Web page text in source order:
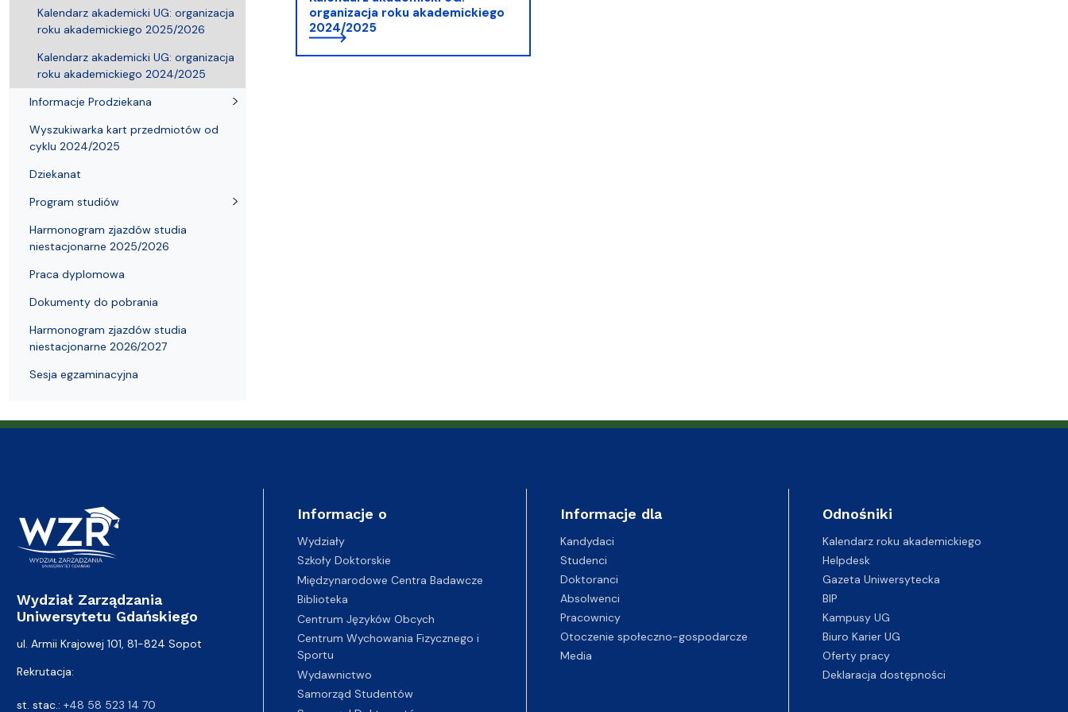
organizacja roku akademickiego
2024/2025
Kalendarz akademicki UG: organizacja
roku akademickiego 2025/2026
Kalendarz akademicki UG: organizacja
roku akademickiego 2024/2025
Informacje Prodziekana
Wyszukiwarka kart przedmiotów od
cyklu 2024/2025
Dziekanat
Program studiów
Harmonogram zjazdów studia
niestacjonarne 2025/2026
Praca dyplomowa
Dokumenty do pobrania
Harmonogram zjazdów studia
niestacjonarne 2026/2027
Sesja egzaminacyjna
Wydział Zarządzania
Uniwersytetu Gdańskiego
ul. Armii Krajowej 101, 81-824 Sopot
Rekrutacja:
st. stac.: +48 58 523 14 70
Informacje o
Wydziały
Szkoły Doktorskie
Międzynarodowe Centra Badawcze
Biblioteka
Centrum Języków Obcych
Centrum Wychowania Fizycznego i
Sportu
Wydawnictwo
Samorząd Studentów
Informacje dla
Kandydaci
Studenci
Doktoranci
Absolwenci
Pracownicy
Otoczenie społeczno-gospodarcze
Media
Odnośniki
Kalendarz roku akademickiego
Helpdesk
Gazeta Uniwersytecka
BIP
Kampusy UG
Biuro Karier UG
Oferty pracy
Deklaracja dostępności